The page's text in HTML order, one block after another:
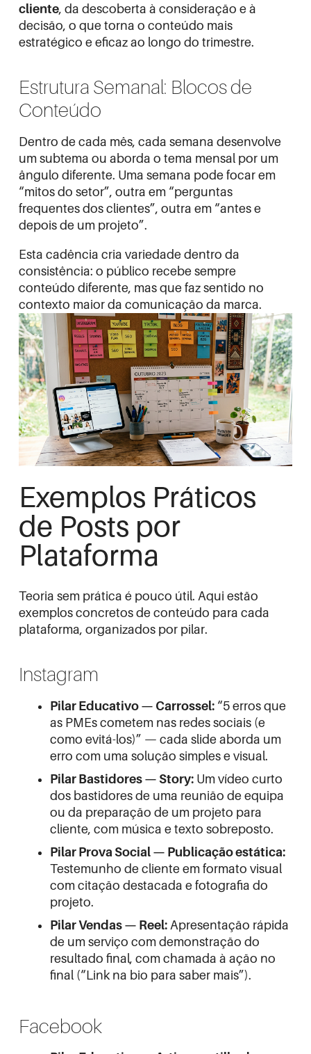
cliente, da descoberta à consideração e à
decisão, o que torna o conteúdo mais
estratégico e eficaz ao longo do trimestre.
Estrutura Semanal: Blocos de
Conteúdo
Dentro de cada mês, cada semana desenvolve
um subtema ou aborda o tema mensal por um
ângulo diferente. Uma semana pode focar em
“mitos do setor”, outra em “perguntas
frequentes dos clientes”, outra em “antes e
depois de um projeto”.
Esta cadência cria variedade dentro da
consistência: o público recebe sempre
conteúdo diferente, mas que faz sentido no
contexto maior da comunicação da marca.
Exemplos Práticos
de Posts por
Plataforma
Teoria sem prática é pouco útil. Aqui estão
exemplos concretos de conteúdo para cada
plataforma, organizados por pilar.
Instagram
Pilar Educativo — Carrossel: “5 erros que
as PMEs cometem nas redes sociais (e
como evitá-los)” — cada slide aborda um
erro com uma solução simples e visual.
Pilar Bastidores — Story: Um vídeo curto
dos bastidores de uma reunião de equipa
ou da preparação de um projeto para
cliente, com música e texto sobreposto.
Pilar Prova Social — Publicação estática:
Testemunho de cliente em formato visual
com citação destacada e fotografia do
projeto.
Pilar Vendas — Reel: Apresentação rápida
de um serviço com demonstração do
resultado final, com chamada à ação no
final (“Link na bio para saber mais”).
Facebook